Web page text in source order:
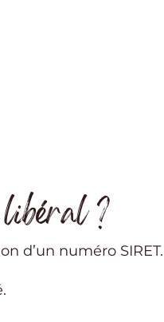
?
d’un numéro SIRET.